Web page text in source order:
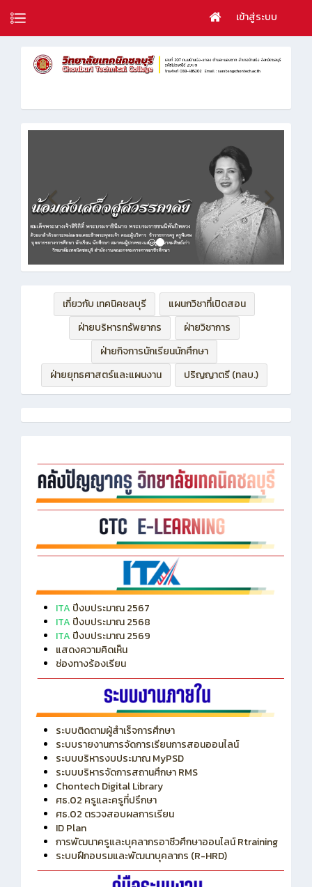
เข้าสู่ระบบ
เกี่ยวกับ เทคนิคชลบุรี
แผนกวิชาที่เปิดสอน
ฝ่ายบริหารทรัพยากร
ฝ่ายวิชาการ
ฝ่ายกิจการนักเรียนนักศึกษา
ฝ่ายยุทธศาสตร์และแผนงาน
ปริญญาตรี (ทลบ.)
ITA ปีงบประมาณ 2567
ITA ปีงบประมาณ 2568
ITA ปีงบประมาณ 2569
แสดงความคิดเห็น
ช่องทางร้องเรียน
ระบบติดตามผู้สำเร็จการศึกษา
ระบบรายงานการจัดการเรียนการสอนออนไลน์
ระบบบริหารงบประมาณ MyPSD
ระบบบริหารจัดการสถานศึกษา RMS
Chontech Digital Library
ศธ.02 ครูและครูที่ปรึกษา
ศธ.02 ตรวจสอบผลการเรียน
ID Plan
การพัฒนาครูและบุคลากรอาชีวศึกษาออนไลน์ Rtraining
ระบบฝึกอบรมและพัฒนาบุคลากร (R-HRD)